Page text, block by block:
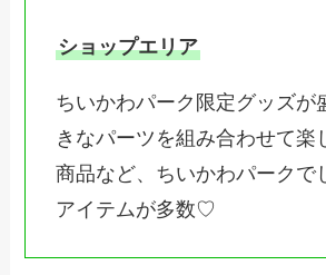
ショップエリア
ちいかわパーク限定グッズが
きなパーツを組み合わせて楽
商品など、ちいかわパークで
アイテムが多数♡